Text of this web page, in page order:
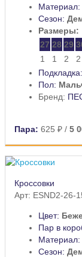
Материал:
Сезон:
Размеры:
27 28 29
1
1 2 2
Подкладка:
Пол:
Бренд:
Пара: 625 ₽ / 5
Кроссовки
Арт: ESND2-26-
Цвет:
Пар в
Материал:
Сезон: